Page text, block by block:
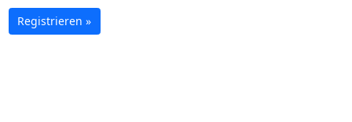
Registrieren »